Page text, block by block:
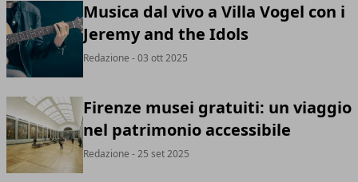
Musica dal vivo a Villa Vogel con i
Jeremy and the Idols
Redazione - 03 ott 2025
Firenze musei gratuiti: un viaggio
nel patrimonio accessibile
Redazione - 25 set 2025